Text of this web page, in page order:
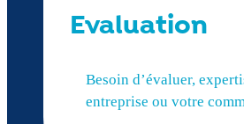
Evaluation
Besoin d’évaluer,
entreprise ou votre